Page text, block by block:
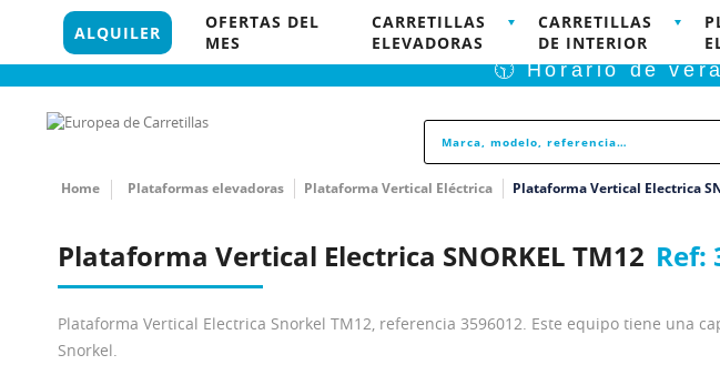
96 121 18 35 848 PRODUCTOS DISPONIBLES PARA
🕥 Horario de
ALQUILER
OFERTAS DEL
MES
CARRETILLAS
ELEVADORAS
CARRETILLAS
DE INTERIOR
Home Plataformas elevadoras Plataforma Vertical Eléctrica Plataforma Vertical Electrica
Plataforma Vertical Electrica SNORKEL TM12 Ref:
Plataforma Vertical Electrica Snorkel TM12, referencia 3596012. Este equipo tiene una
Snorkel.